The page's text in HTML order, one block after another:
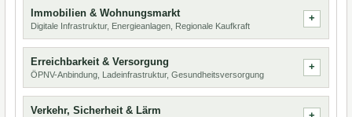
Immobilien & Wohnungsmarkt
Digitale Infrastruktur, Energieanlagen, Regionale Kaufkraft
Erreichbarkeit & Versorgung
ÖPNV-Anbindung, Ladeinfrastruktur, Gesundheitsversorgung
Verkehr, Sicherheit & Lärm